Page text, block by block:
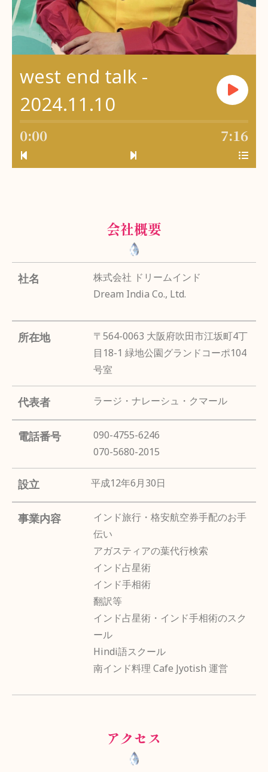
west end talk -
2024.11.10
0:00 7:16
会社概要
社名
株式会社 ドリームインド
Dream India Co., Ltd.
所在地
〒564-0063 大阪府吹田市江坂町4丁
目18-1 緑地公園グランドコーポ104
号室
代表者 ラージ・ナレーシュ・クマール
電話番号
090-4755-6246
070-5680-2015
設立 平成12年6月30日
事業内容
インド旅行・格安航空券手配のお手
伝い
アガスティアの葉代行検索
インド占星術
インド手相術
翻訳等
インド占星術・インド手相術のスク
ール
Hindi語スクール
南インド料理 Cafe Jyotish 運営
アクセス